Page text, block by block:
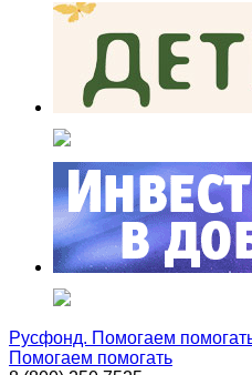
Русфонд. Помогаем
Помогаем помогать